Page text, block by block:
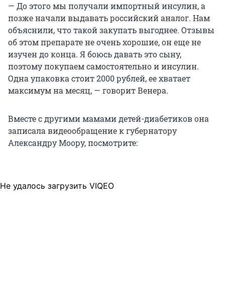
— До этого мы получали импортный инсулин, а
позже начали выдавать российский аналог. Нам
объяснили, что такой закупать выгоднее. Отзывы
об этом препарате не очень хорошие, он еще не
изучен до конца. Я боюсь давать это сыну,
поэтому покупаем самостоятельно и инсулин.
Одна упаковка стоит 2000 рублей, ее хватает
максимум на месяц, — говорит Венера.
Вместе с другими мамами детей-диабетиков она
записала видеообращение к губернатору
Александру Моору, посмотрите:
Не удалось загрузить VIQEO